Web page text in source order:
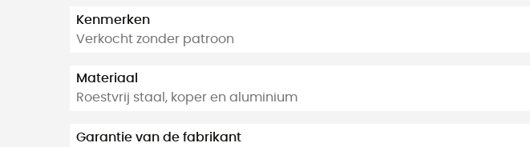
Kenmerken
Verkocht zonder patroon
Materiaal
Roestvrij staal, koper en aluminium
Garantie van de fabrikant